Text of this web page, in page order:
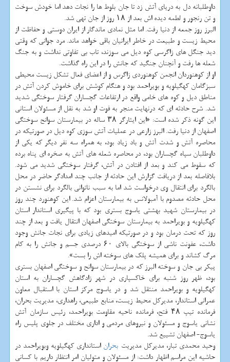
داوطلبانه دل به دریای آتش زد تا جان بلوط ها را نجات دهد اما خودش سوخت
و تن رنجور و لطمه دیده اش بعد از ۱۸ روز از جان تهی شد.
البرز روز جمعه از دنیا رفت. اما مثل نمادی ماندگار از ایران دوستی و حفاظت از
محیط زیست و طبیعت در خاطر ایرانیان باقی خواهد ماند. مرد جوانی که وقتی
دید جنگل های زاگرسی کوه دیل می سوزند، تاب بی تفاوتی نداشت و به جنگ
شعله ها رفت و آنچنان جنگید که جانش را در این راه گذاشت.
او از کوهنوردان انجمن کوهنوردی زاگرس و از اعضای فعال تشکل زیست محیطی
سبزگامان کهگیلویه و بویراحمد بود و هنگام کوشش برای خاموش کردن آتش در
مناطق دیل و کوه های خامی واقع در ارتفاعات گچساران گرفتار سوختگی شدید
شد. شرح حادثه ای که درنهایت منجر به فوت او شد به نقل از مسئولان استانی
این گونه ذکر شده است: «این ایثارگر ۳۸ ساله در بیمارستان سوانح سوختگی
اصفهان از دنیا رفت. البرز زارعی در عملیات آتش سوزی کوه دیل در صورتیکه در
محاصره آتش و شدت آتش و باد زیاد بود، به همراه سه نفر دیگر که یکی از
داوطلبان سپاه گچساران بود، در محاصره شعله های آتش به صخره ای پناه برده
که سقوط می کند و بعد از افتادن در آتش، گرفتار سوختگی شدید می شود.
بلافاصله بعد از دریافت گزارش این حادثه از جانب چند امدادگر حاضر در محل
بالگرد برای انتقال وی درخواست شد اما به سبب ناتوانی بالگرد برای نشستن در
محل حادثه مصدوم با آمبولانس به بیمارستان اعزام شد. این کوهنورد چند روز
در بیمارستان شهید بهشتی یاسوج بستری بود که با پیگیری استاندار استان
کهگیلویه و بویراحمد به بیمارستان سوختگی اصفهان انتقال یافت و بعد از چند
روز که تحت درمان بود و در صورتیکه امیدهای زیادی برای نجات جانش وجود
داشت، عفونت ناشی از سوختگی بالای ۶۰ درصدی جسم و جانش را به کام
مرگ کشاند و برای همیشه پلک های سوخته اش را بست».
پیکر بی جان و سوخته البرز که در بیمارستان سوانح و سوختگی اصفهان بستری
بود، ظهر روز شنبه برای خاکسپاری در شهر زادگاهش گچساران به استان
کهگیلویه و بویراحمد منتقل شد و در یاسوج مرکز استان با استقبال معاون
عمرانی استاندار، مدیرکل محیط زیست، منابع طبیعی، راهداری، مدیریت بحران،
فرمانده تیپ ۴۸ فتح، فرمانده ناحیه مقاومت بویراحمد، رئیس سازمان آتش
نشانی یاسوج و مسئولان و نیروهای مردمی و اداری مختلف در جلوی پلیس راه
یاسوج- اصفهان تشییع شد.
وحید محمدی تبار، مدیرکل مدیریت بحران استانداری کهگیلویه وبویراحمد در
حاشیه این مراسم اظهار داشت: از مسئولان و متولیان امر انتظار داریم با کسانی